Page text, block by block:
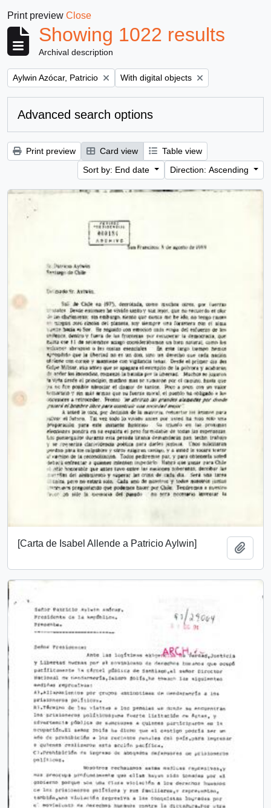
Print preview Close
Showing 1022 results
Archival description
Remove filter:
Aylwin Azócar, Patricio Remove filter:
With digital objects
Advanced search options
Print preview Card view
Table view
Sort by: End date
Direction: Ascending
[Carta de Isabel Allende a Patricio Aylwin]